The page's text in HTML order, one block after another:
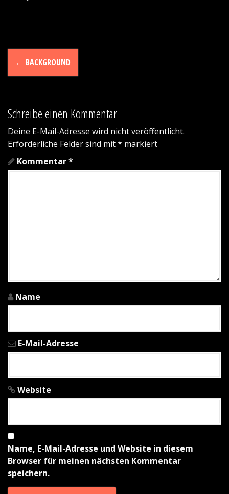
N
a
i
g
a
t
n
A
t
i
k
e
n
← BACKGROUND
Schreibe einen Kommentar
Deine E-Mail-Adresse wird nicht veröffentlicht.
Erforderliche Felder sind mit* markiert
Kommentar*
Name
E-Mail-Adresse
Website
Name, E-Mail-Adresse und Website in diesem
Browser für meinen nächsten Kommentar
speichern.